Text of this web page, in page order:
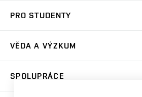
Koleje
Sport na VUT
Dny otevřených dveří
Celoživotní vzdělávání
PRO STUDENTY
Harmonogram akademického roku
Závěrečné práce
Zpracování osobních údajů studentů
Sociální bezpečí
Studium bez bariér
VĚDA A VÝZKUM
SPOLUPRÁCE